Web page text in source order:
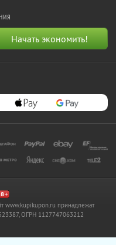
www.kupikupon.ru принадлежат
ОГРН 1127747063212